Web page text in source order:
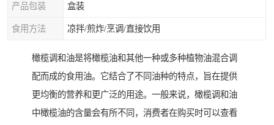
产品包装 盒装
食用方法 凉拌/煎炸/烹调/直接饮用
橄榄调和油是将橄榄油和其他一种或多种植物油混合调
配而成的食用油。它结合了不同油种的特点，旨在提供
更均衡的营养和更广泛的用途。一般来说，橄榄调和油
中橄榄油的含量会有所不同，消费者在购买时可以查看